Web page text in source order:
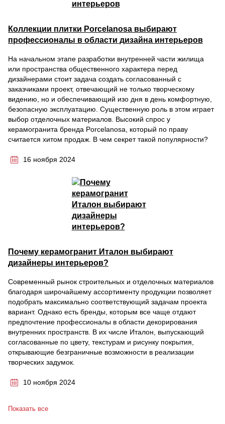
Коллекции плитки Porcelanosa выбирают
профессионалы в области дизайна интерьеров
На начальном этапе разработки внутренней части жилища
или пространства общественного характера перед
дизайнерами стоит задача создать согласованный с
заказчиками проект, отвечающий не только творческому
видению, но и обеспечивающий изо дня в день комфортную,
безопасную эксплуатацию. Существенную роль в этом играет
выбор отделочных материалов. Высокий спрос у
керамогранита бренда Porcelanosa, который по праву
считается хитом продаж. В чем секрет такой популярности?
16 ноября 2024
Почему керамогранит Италон выбирают
дизайнеры интерьеров?
Современный рынок строительных и отделочных материалов
благодаря широчайшему ассортименту продукции позволяет
подобрать максимально соответствующий задачам проекта
вариант. Однако есть бренды, которым все чаще отдают
предпочтение профессионалы в области декорирования
внутренних пространств. В их числе Италон, выпускающий
согласованные по цвету, текстурам и рисунку покрытия,
открывающие безграничные возможности в реализации
творческих задумок.
10 ноября 2024
Показать все